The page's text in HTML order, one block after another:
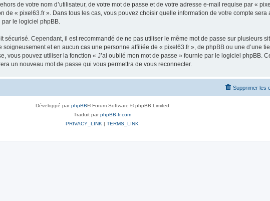
de votre nom d’utilisateur, de votre mot de passe et de votre adresse e-mail requise par «
de « pixel63.fr ». Dans tous les cas, vous pouvez choisir quelle information de votre compte
le logiciel phpBB.
sécurisé. Cependant, il est recommandé de ne pas utiliser le même mot de passe sur plusieurs
et en aucun cas une personne affiliée de « pixel63.fr », de phpBB ou une d’une
vous pouvez utiliser la fonction « J’ai oublié mon mot de passe » fournie par le logiciel phpBB.
un nouveau mot de passe qui vous permettra de vous reconnecter.
Supprimer les
Développé parphpBB® Forum Software © phpBB Limited
Traduit parphpBB-fr.com
PRIVACY_LINK | TERMS_LINK